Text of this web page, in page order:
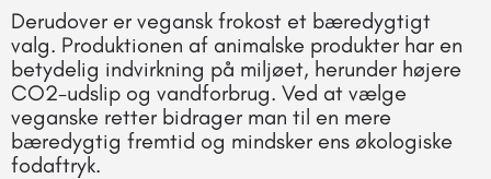
Derudover er vegansk frokost et bæredygtigt
valg. Produktionen af animalske produkter har en
betydelig indvirkning på miljøet, herunder højere
CO2-udslip og vandforbrug. Ved at vælge
veganske retter bidrager man til en mere
bæredygtig fremtid og mindsker ens økologiske
fodaftryk.